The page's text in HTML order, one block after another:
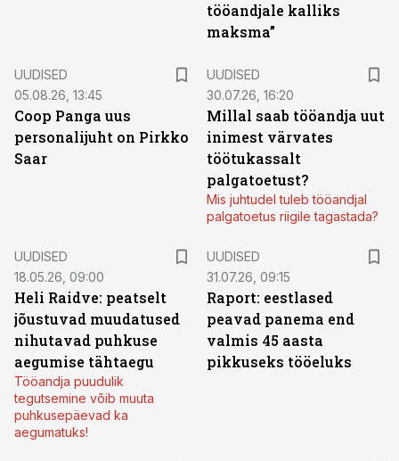
tööandjale kalliks
maksma”
UUDISED
05.08.26, 13:45
Coop Panga uus
personalijuht on Pirkko
Saar
UUDISED
30.07.26, 16:20
Millal saab tööandja uut
inimest värvates
töötukassalt
palgatoetust?
Mis juhtudel tuleb tööandjal
palgatoetus riigile tagastada?
UUDISED
18.05.26, 09:00
Heli Raidve: peatselt
jõustuvad muudatused
nihutavad puhkuse
aegumise tähtaegu
Tööandja puudulik
tegutsemine võib muuta
puhkusepäevad ka
aegumatuks!
UUDISED
31.07.26, 09:15
Raport: eestlased
peavad panema end
valmis 45 aasta
pikkuseks tööeluks